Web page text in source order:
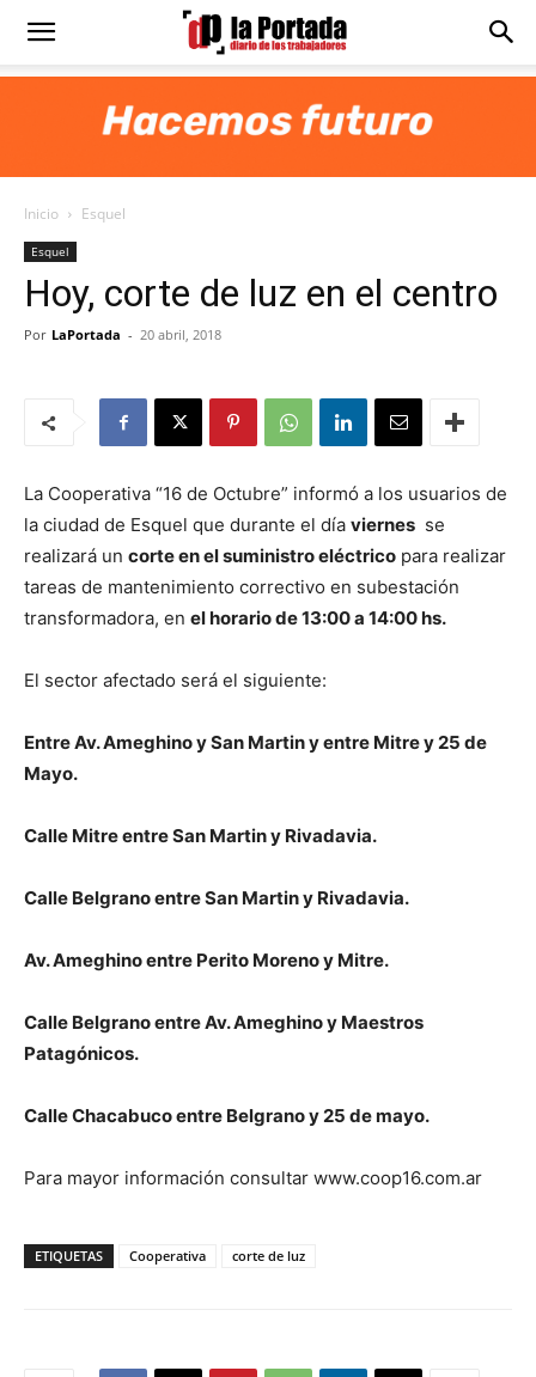
Diario
Portada
Inicio Esquel
Esquel
Hoy, corte de luz en el centro
Por LaPortada - 20 abril, 2018
La Cooperativa “16 de Octubre” informó a los usuarios de
la ciudad de Esquel que durante el día viernes se
realizará un corte en el suministro eléctrico para realizar
tareas de mantenimiento correctivo en subestación
transformadora, en el horario de 13:00 a 14:00 hs.
El sector afectado será el siguiente:
Entre Av. Ameghino y San Martin y entre Mitre y 25 de
Mayo.
Calle Mitre entre San Martin y Rivadavia.
Calle Belgrano entre San Martin y Rivadavia.
Av. Ameghino entre Perito Moreno y Mitre.
Calle Belgrano entre Av. Ameghino y Maestros
Patagónicos.
Calle Chacabuco entre Belgrano y 25 de mayo.
Para mayor información consultar www.coop16.com.ar
ETIQUETAS Cooperativa corte de luz